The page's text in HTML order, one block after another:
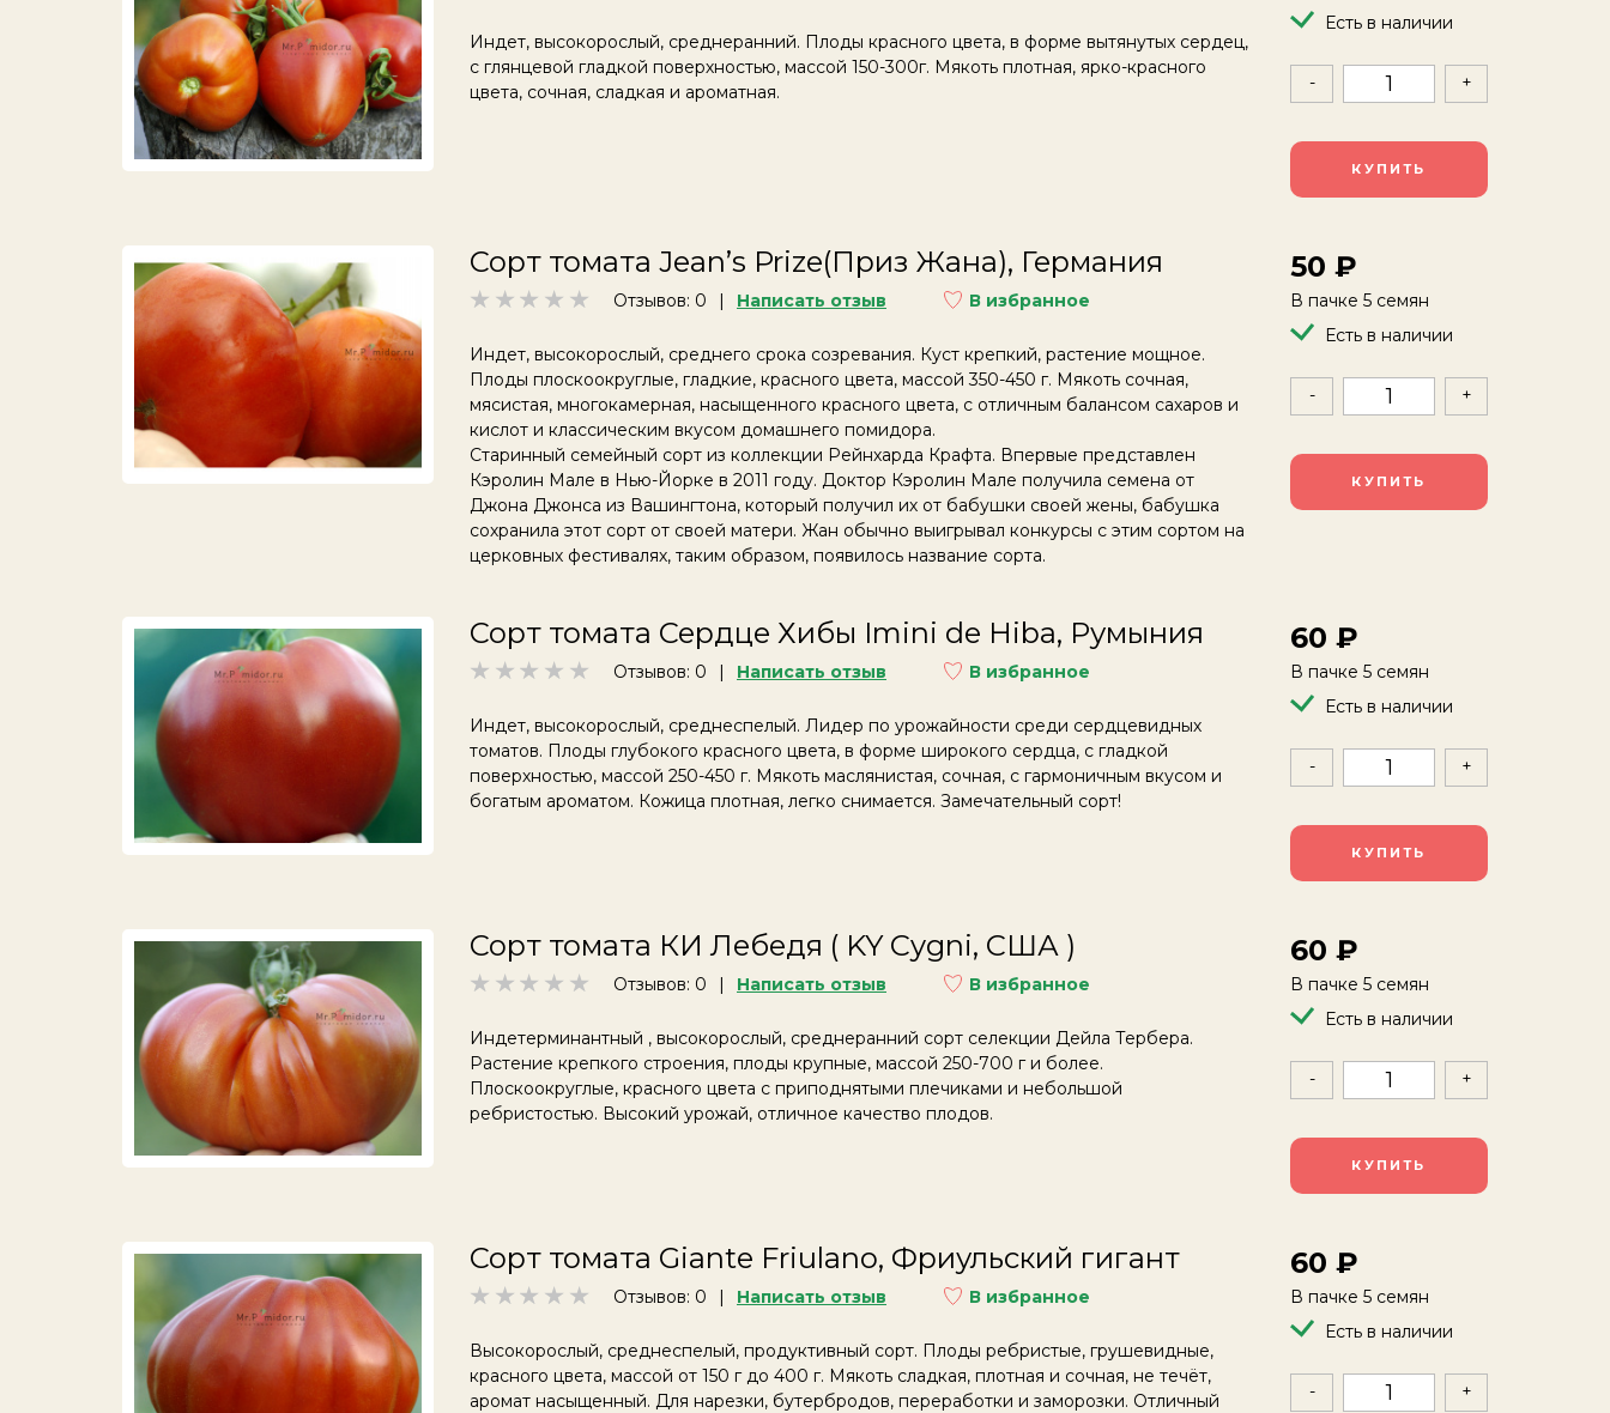
Есть в наличии
- +
КУПИТЬ
Индет, высокорослый, среднеранний. Плоды красного цвета, в форме вытянутых сердец,
с глянцевой гладкой поверхностью, массой 150-300г. Мякоть плотная, ярко-красного
цвета, сочная, сладкая и ароматная.
Сорт томата Jean’s Prize(Приз Жана), Германия
Отзывов: 0 Написать отзыв В избранное
50
В пачке 5 семян
Есть в наличии
- +
КУПИТЬ
Индет, высокорослый, среднего срока созревания. Куст крепкий, растение мощное.
Плоды плоскоокруглые, гладкие, красного цвета, массой 350-450 г. Мякоть сочная,
мясистая, многокамерная, насыщенного красного цвета, с отличным балансом сахаров и
кислот и классическим вкусом домашнего помидора.
Старинный семейный сорт из коллекции Рейнхарда Крафта. Впервые представлен
Кэролин Мале в Нью-Йорке в 2011 году. Доктор Кэролин Мале получила семена от
Джона Джонса из Вашингтона, который получил их от бабушки своей жены, бабушка
сохранила этот сорт от своей матери. Жан обычно выигрывал конкурсы с этим сортом на
церковных фестивалях, таким образом, появилось название сорта.
Сорт томата Сердце Хибы Imini de Hiba, Румыния
Отзывов: 0 Написать отзыв В избранное
60
В пачке 5 семян
Есть в наличии
- +
КУПИТЬ
Индет, высокорослый, среднеспелый. Лидер по урожайности среди сердцевидных
томатов. Плоды глубокого красного цвета, в форме широкого сердца, с гладкой
поверхностью, массой 250-450 г. Мякоть маслянистая, сочная, с гармоничным вкусом и
богатым ароматом. Кожица плотная, легко снимается. Замечательный сорт!
Сорт томата КИ Лебедя ( KY Cygni, США )
Отзывов: 0 Написать отзыв В избранное
60
В пачке 5 семян
Есть в наличии
- +
КУПИТЬ
Индетерминантный , высокорослый, среднеранний сорт селекции Дейла Тербера.
Растение крепкого строения, плоды крупные, массой 250-700 г и более.
Плоскоокруглые, красного цвета с приподнятыми плечиками и небольшой
ребристостью. Высокий урожай, отличное качество плодов.
Сорт томата Giante Friulano, Фриульский гигант
Отзывов: 0 Написать отзыв В избранное
60
В пачке 5 семян
Есть в наличии
- +
Высокорослый, среднеспелый, продуктивный сорт. Плоды ребристые, грушевидные,
красного цвета, массой от 150 г до 400 г. Мякоть сладкая, плотная и сочная, не течёт,
аромат насыщенный. Для нарезки, бутербродов, переработки и заморозки. Отличный